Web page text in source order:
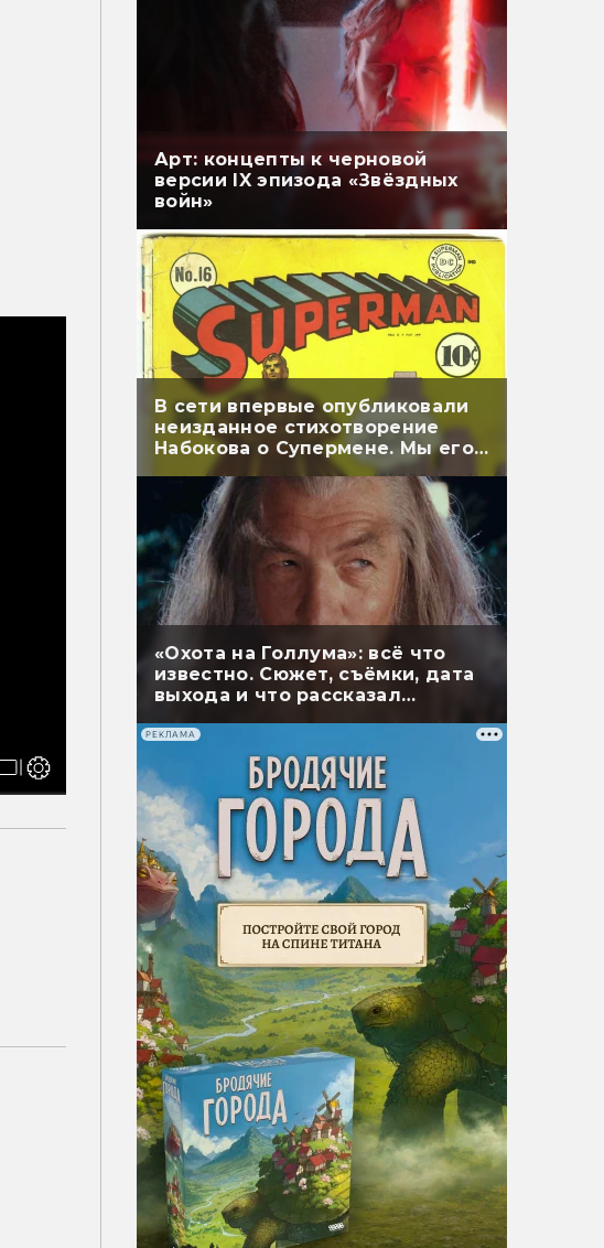
Арт: концепты к черновой
версии IX эпизода «Звёздных
войн»
В сети впервые опубликовали
неизданное стихотворение
Набокова о Супермене. Мы его
перевели
«Охота на Голлума»: всё что
известно. Сюжет, съёмки, дата
выхода и что рассказал
РЕКЛАМА